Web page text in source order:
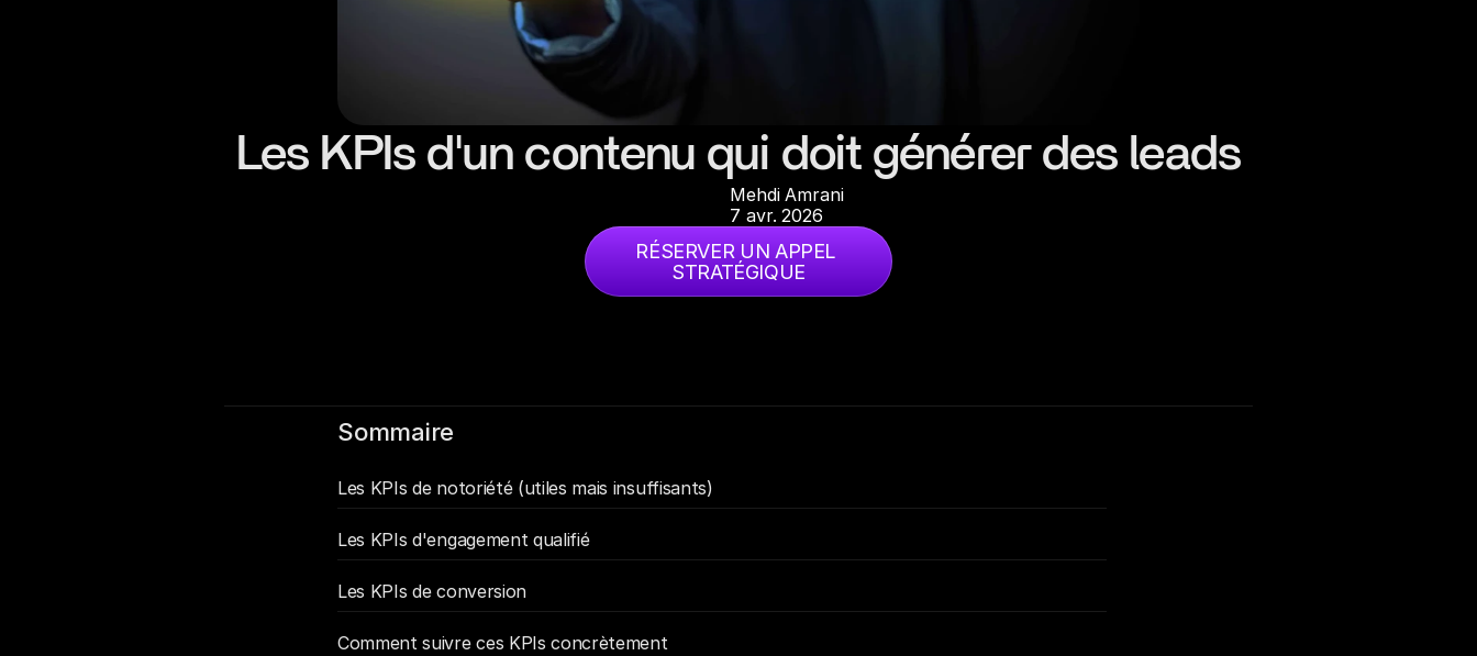
Les KPIs d'un contenu qui doit générer des leads
Mehdi Amrani
7 avr. 2026
RÉSERVER UN APPEL
STRATÉGIQUE
Sommaire
Les KPIs de notoriété (utiles mais insuffisants)
Les KPIs d'engagement qualifié
Les KPIs de conversion
Comment suivre ces KPIs concrètement